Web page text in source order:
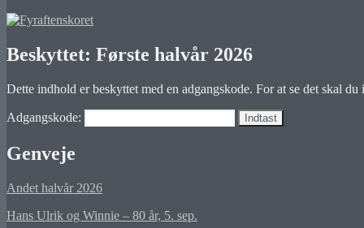
Beskyttet: Første halvår 2026
Dette indhold er beskyttet med en adgangskode. For at se det skal du
Adgangskode:
Genveje
Andet halvår 2026
Hans Ulrik og Winnie – 80 år, 5. sep.